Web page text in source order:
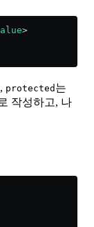
>
, protected 는
작성하고, 나